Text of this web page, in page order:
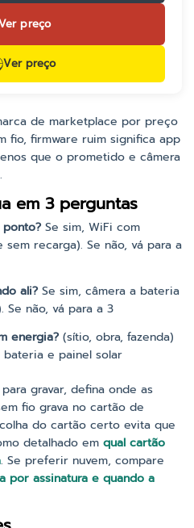
preço
Ver preço
de marketplace por preço
fio, firmware ruim significa app
que o prometido e câmera
em 3 perguntas
Se sim, WiFi com
recarga). Se não, vá para a
ali? Se sim, câmera a bateria
não, vá para a 3
energia? (sítio, obra, fazenda)
bateria e painel solar
gravar, defina onde as
fio grava no cartão de
do cartão certo evita que
detalhado em qual cartão
. Se preferir nuvem, compare
por assinatura e quando a